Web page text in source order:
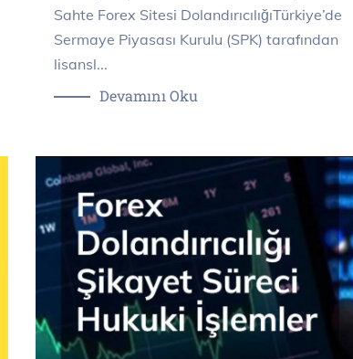
Sahte Forex Sitesi DolandırıcılığıTürkiye’de
Sermaye Piyasası Kurulu (SPK) tarafından
lisansl...
Devamını Oku